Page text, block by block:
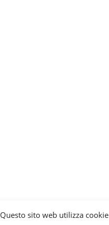
Questo sito web utilizza cookie